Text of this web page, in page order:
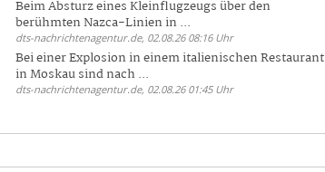
Beim Absturz eines Kleinflugzeugs über den
berühmten Nazca-Linien in ...
dts-nachrichtenagentur.de, 02.08.26 08:16 Uhr
Bei einer Explosion in einem italienischen Restaurant
in Moskau sind nach ...
dts-nachrichtenagentur.de, 02.08.26 01:45 Uhr